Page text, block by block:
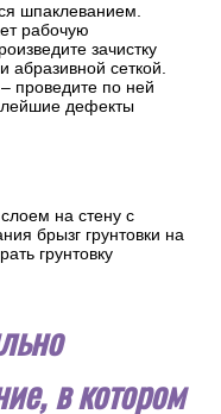
шпаклеванием.
рабочую
зачистку
абразивной сеткой.
проведите по ней
дефекты
на стену с
брызг грунтовки на
грунтовку
в котором